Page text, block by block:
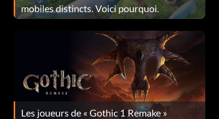
mobiles distincts. Voici pourquoi.
Les joueurs de « Gothic 1 Remake »